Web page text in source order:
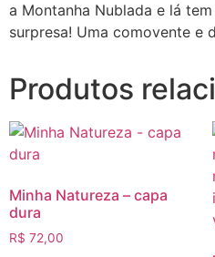
a Montanha Nublada e lá
surpresa! Uma comovente e
Produtos
Minha Natureza – capa
dura
R$ 72,00